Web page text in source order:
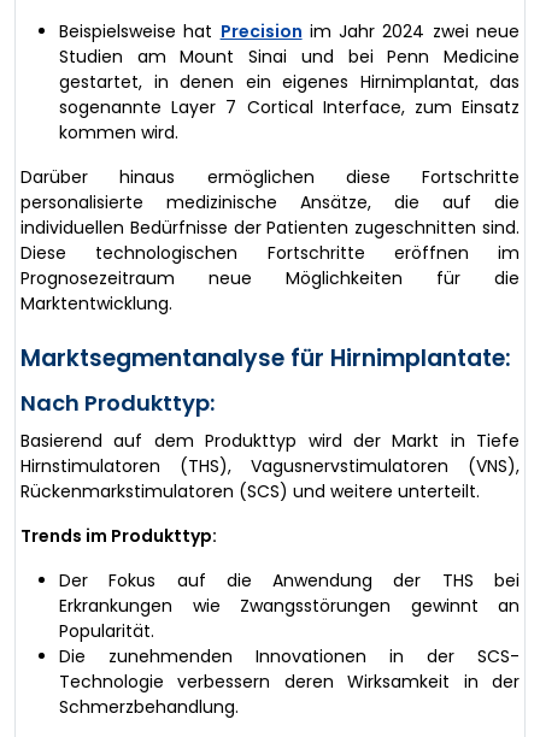
Beispielsweise hat Precision im Jahr 2024 zwei neue
Studien am Mount Sinai und bei Penn Medicine
gestartet, in denen ein eigenes Hirnimplantat, das
sogenannte Layer 7 Cortical Interface, zum Einsatz
kommen wird.
Darüber hinaus ermöglichen diese Fortschritte
personalisierte medizinische Ansätze, die auf die
individuellen Bedürfnisse der Patienten zugeschnitten sind.
Diese technologischen Fortschritte eröffnen im
Prognosezeitraum neue Möglichkeiten für die
Marktentwicklung.
Marktsegmentanalyse für Hirnimplantate:
Nach Produkttyp:
Basierend auf dem Produkttyp wird der Markt in Tiefe
Hirnstimulatoren (THS), Vagusnervstimulatoren (VNS),
Rückenmarkstimulatoren (SCS) und weitere unterteilt.
Trends im Produkttyp:
Der Fokus auf die Anwendung der THS bei
Erkrankungen wie Zwangsstörungen gewinnt an
Popularität.
Die zunehmenden Innovationen in der SCS-
Technologie verbessern deren Wirksamkeit in der
Schmerzbehandlung.